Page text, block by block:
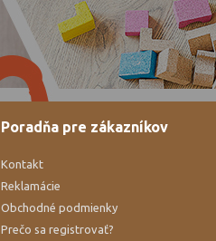
Poradňa pre zákazníkov
Kontakt
Reklamácie
Obchodné podmienky
Prečo sa registrovať?